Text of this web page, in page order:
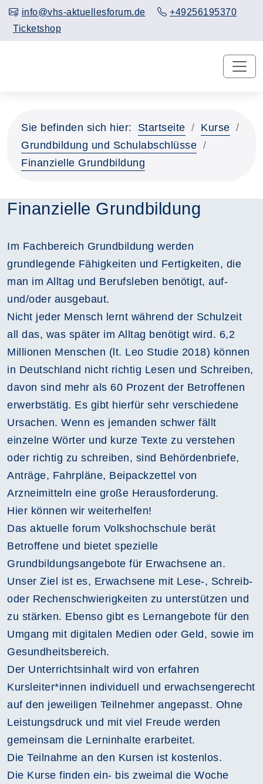
info@vhs-aktuellesforum.de
+49256195370
Ticketshop
Sie befinden sich hier: Startseite
Kurse
Grundbildung und Schulabschlüsse
Finanzielle Grundbildung
Finanzielle Grundbildung
Im Fachbereich Grundbildung werden
grundlegende Fähigkeiten und Fertigkeiten, die
man im Alltag und Berufsleben benötigt, auf-
und/oder ausgebaut.
Nicht jeder Mensch lernt während der Schulzeit
all das, was später im Alltag benötigt wird. 6,2
Millionen Menschen (lt. Leo Studie 2018) können
in Deutschland nicht richtig Lesen und Schreiben,
davon sind mehr als 60 Prozent der Betroffenen
erwerbstätig. Es gibt hierfür sehr verschiedene
Ursachen. Wenn es jemanden schwer fällt
einzelne Wörter und kurze Texte zu verstehen
oder richtig zu schreiben, sind Behördenbriefe,
Anträge, Fahrpläne, Beipackzettel von
Arzneimitteln eine große Herausforderung.
Hier können wir weiterhelfen!
Das aktuelle forum Volkshochschule berät
Betroffene und bietet spezielle
Grundbildungsangebote für Erwachsene an.
Unser Ziel ist es, Erwachsene mit Lese-, Schreib-
oder Rechenschwierigkeiten zu unterstützen und
zu stärken. Ebenso gibt es Lernangebote für den
Umgang mit digitalen Medien oder Geld, sowie im
Gesundheitsbereich.
Der Unterrichtsinhalt wird von erfahren
Kursleiter*innen individuell und erwachsengerecht
auf den jeweiligen Teilnehmer angepasst. Ohne
Leistungsdruck und mit viel Freude werden
gemeinsam die Lerninhalte erarbeitet.
Die Teilnahme an den Kursen ist kostenlos.
Die Kurse finden ein- bis zweimal die Woche